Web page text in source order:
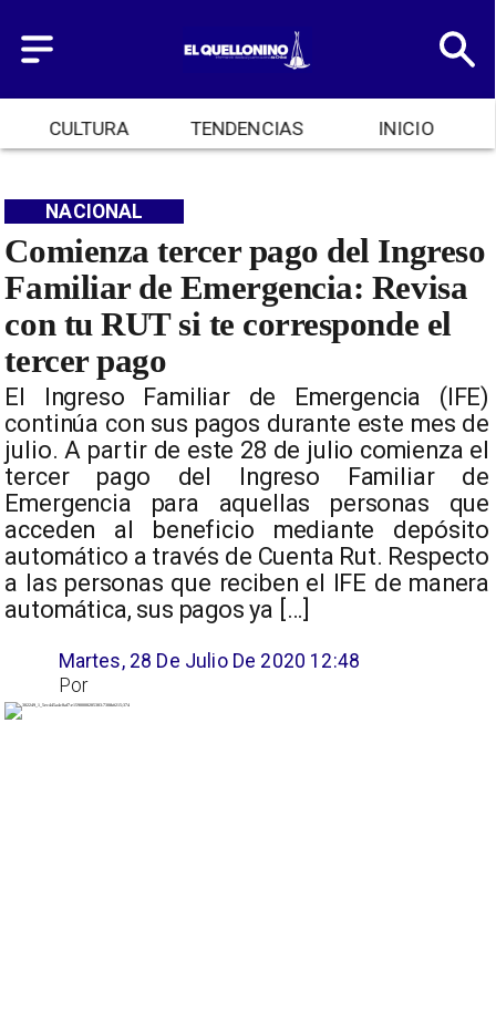
CULTURA TENDENCIAS INICIO
Comienza tercer pago del Ingreso
Familiar de Emergencia: Revisa
con tu RUT si te corresponde el
tercer pago
El Ingreso Familiar de Emergencia (IFE)
continúa con sus pagos durante este mes de
julio. A partir de este 28 de julio comienza el
tercer pago del Ingreso Familiar de
Emergencia para aquellas personas que
acceden al beneficio mediante depósito
automático a través de Cuenta Rut. Respecto
a las personas que reciben el IFE de manera
automática, sus pagos ya […]
NACIONAL
Martes, 28 De Julio De 2020 12:48
Por